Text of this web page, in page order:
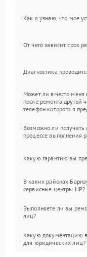
Как я узнаю, что мое
От чего зависит срок
Диагностика
Может ли вместо меня
после ремонта другой
телефон которого я
Возможно ли получать
процессе выполнения
Какую гарантию вы
В каких районах
сервисные центры HP?
Выполняете ли вы
лиц?
Какую документацию
для юридических лиц?